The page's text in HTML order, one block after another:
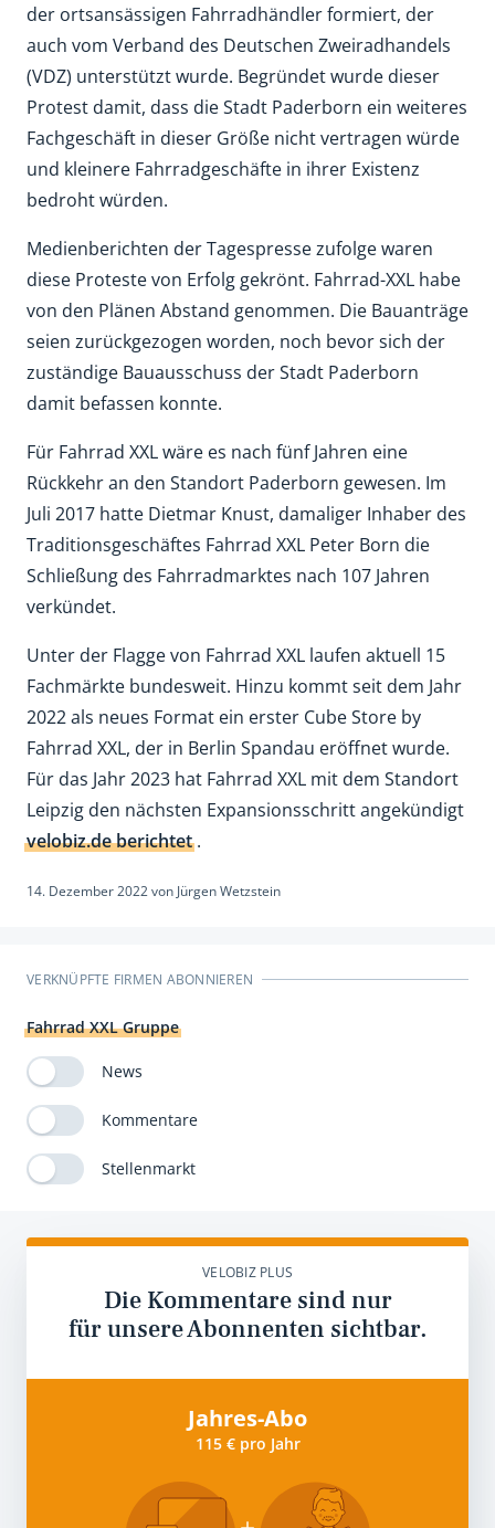
der ortsansässigen Fahrradhändler formiert, der
auch vom Verband des Deutschen Zweiradhandels
(VDZ) unterstützt wurde. Begründet wurde dieser
Protest damit, dass die Stadt Paderborn ein weiteres
Fachgeschäft in dieser Größe nicht vertragen würde
und kleinere Fahrradgeschäfte in ihrer Existenz
bedroht würden.
Medienberichten der Tagespresse zufolge waren
diese Proteste von Erfolg gekrönt. Fahrrad-XXL habe
von den Plänen Abstand genommen. Die Bauanträge
seien zurückgezogen worden, noch bevor sich der
zuständige Bauausschuss der Stadt Paderborn
damit befassen konnte.
Für Fahrrad XXL wäre es nach fünf Jahren eine
Rückkehr an den Standort Paderborn gewesen. Im
Juli 2017 hatte Dietmar Knust, damaliger Inhaber des
Traditionsgeschäftes Fahrrad XXL Peter Born die
Schließung des Fahrradmarktes nach 107 Jahren
verkündet.
Unter der Flagge von Fahrrad XXL laufen aktuell 15
Fachmärkte bundesweit. Hinzu kommt seit dem Jahr
2022 als neues Format ein erster Cube Store by
Fahrrad XXL, der in Berlin Spandau eröffnet wurde.
Für das Jahr 2023 hat Fahrrad XXL mit dem Standort
Leipzig den nächsten Expansionsschritt angekündigt
velobiz.de berichtet.
14. Dezember 2022von Jürgen Wetzstein
VERKNÜPFTE FIRMEN ABONNIEREN
Fahrrad XXL Gruppe
News
Kommentare
Stellenmarkt
VELOBIZ PLUS
Die Kommentare sind nur
für unsere Abonnenten sichtbar.
Jahres-Abo
115 € pro Jahr